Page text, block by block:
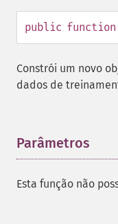
public function
Constrói um novo
dados de
Parâmetros
Esta função não